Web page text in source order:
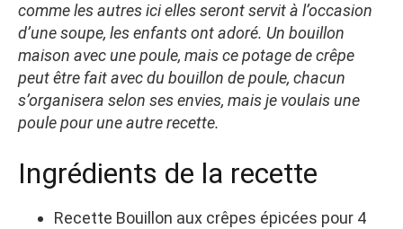
comme les autres ici elles seront servit à l’occasion
d’une soupe, les enfants ont adoré. Un bouillon
maison avec une poule, mais ce potage de crêpe
peut être fait avec du bouillon de poule, chacun
s’organisera selon ses envies, mais je voulais une
poule pour une autre recette.
Ingrédients de la recette
Recette Bouillon aux crêpes épicées pour 4